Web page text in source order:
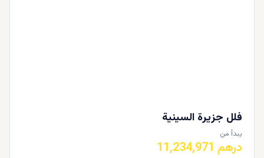
فلل جزيرة السينية
يبدأ من
درهم 11,234,971